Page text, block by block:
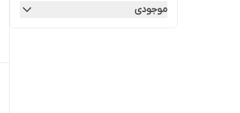
موجودی